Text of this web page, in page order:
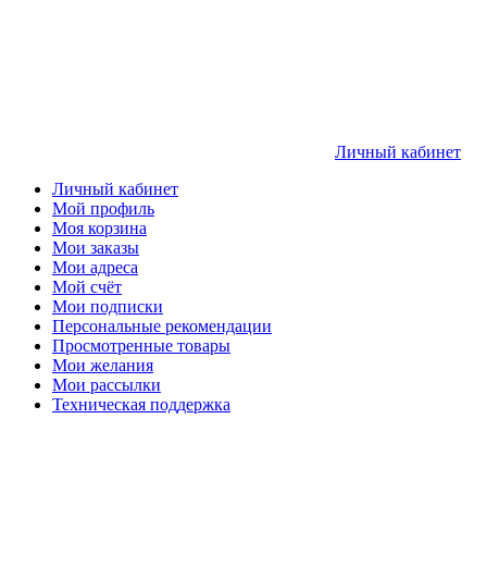
Личный кабинет
Личный кабинет
Мой профиль
Моя корзина
Мои заказы
Мои адреса
Мой счёт
Мои подписки
Персональные рекомендации
Просмотренные товары
Мои желания
Мои рассылки
Техническая поддержка